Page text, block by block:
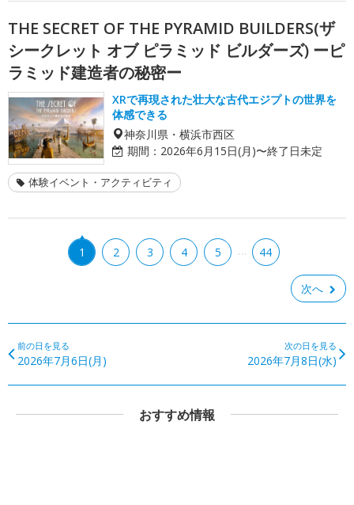
THE SECRET OF THE PYRAMID BUILDERS(ザ
シークレット オブ ピラミッド ビルダーズ) ーピ
ラミッド建造者の秘密ー
XRで再現された壮大な古代エジプトの世界を
体感できる
神奈川県・横浜市西区
期間： 2026年6月15日(月)〜終了日未定
体験イベント・アクティビティ
1 2 3 4 5 … 44
次へ
前の日を見る
2026年7月6日(月)
次の日を見る
2026年7月8日(水)
おすすめ情報